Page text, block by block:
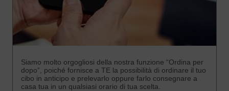
Siamo molto orgogliosi della nostra funzione “Ordina per
dopo”, poiché fornisce a TE la possibilità di ordinare il tuo
cibo in anticipo e prelevarlo oppure farlo consegnare a
casa tua in un qualsiasi orario di tua scelta.